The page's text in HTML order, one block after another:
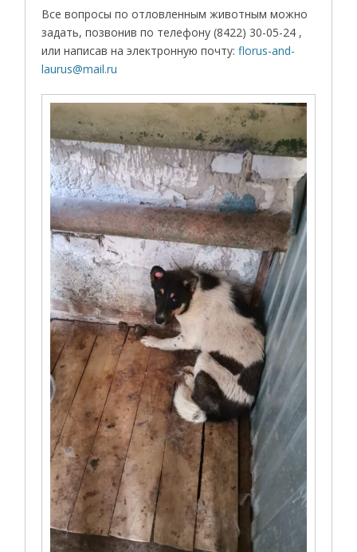
Все вопросы по отловленным животным можно
задать, позвонив по телефону (8422) 30-05-24 ,
или написав на электронную почту:florus-and-
laurus@mail.ru